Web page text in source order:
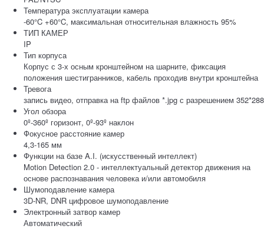
Температура эксплуатации камера
-60°C +60°C, максимальная относительная влажность 95%
ТИП КАМЕР
IP
Тип корпуса
Корпус с 3-х осным кронштейном на шарните, фиксация
положения шестигранников, кабель проходив внутри кронштейна
Тревога
запись видео, отправка на ftp файлов *.jpg с разрешением 352*288
Угол обзора
0º-360º горизонт, 0º-93º наклон
Фокусное расстояние камер
4,3-165 мм
Функции на базе A.I. (искусственный интеллект)
Motion Detection 2.0 - интеллектуальный детектор движения на
основе распознавания человека и/или автомобиля
Шумоподавление камера
3D-NR, DNR цифровое шумоподавление
Электронный затвор камер
Автоматический